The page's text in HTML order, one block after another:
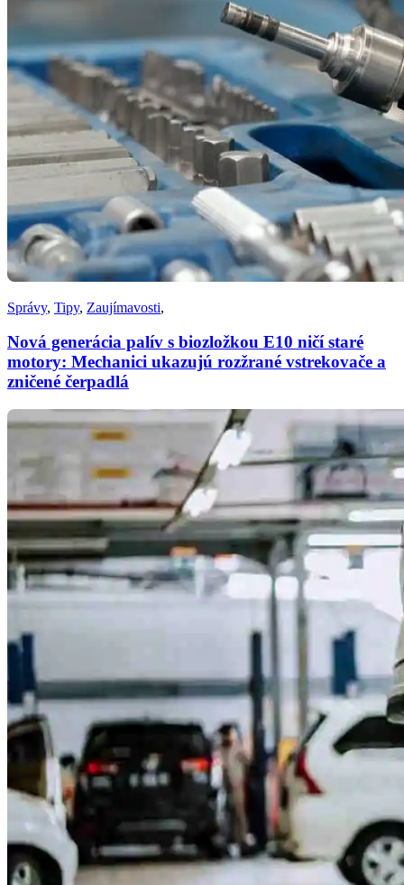
Správy, Tipy, Zaujímavosti,
Nová generácia palív s biozložkou E10 ničí staré
motory: Mechanici ukazujú rozžrané vstrekovače a
zničené čerpadlá